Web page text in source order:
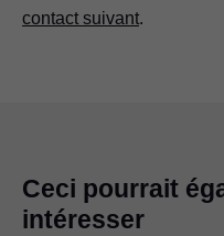
contact suivant.
Ceci pourrait
intéresser